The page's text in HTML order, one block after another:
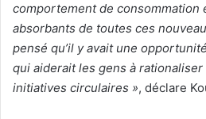
comportement de consommation
absorbants de toutes ces
pensé qu’il y avait une
qui aiderait les gens à
initiatives circulaires », déclare